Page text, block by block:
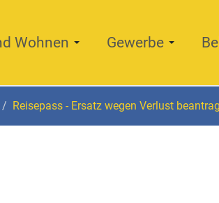
Wohnen Gewerbe
Reisepass - Ersatz wegen Verlust